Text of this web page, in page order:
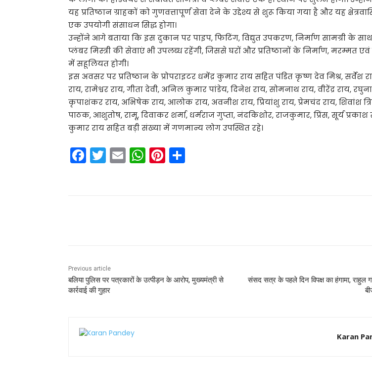
यह प्रतिष्ठान ग्राहकों को गुणवत्तापूर्ण सेवा देने के उद्देश्य से शुरू किया गया है और यह
एक उपयोगी संसाधन सिद्ध होगा।
उन्होंने आगे बताया कि इस दुकान पर पाइप, फिटिंग, विद्युत उपकरण, निर्माण सामग्री के
प्लंबर मिस्त्री की सेवाएं भी उपलब्ध रहेंगी, जिससे घरों और प्रतिष्ठानों के निर्माण, मरम्मत
में सहूलियत होगी।
इस अवसर पर प्रतिष्ठान के प्रोपराइटर धमेंद्र कुमार राय सहित पंडित कृष्ण देव मिश्र, सर्वेश
राय, रामेश्वर राय, गीता देवी, अनिल कुमार पांडेय, दिनेश राय, सोमनाथ राय, वीरेंद्र राय,
कृपाशंकर राय, अभिषेक राय, आलोक राय, अवनीश राय, प्रियांशु राय, प्रेमचंद राय, शिवांश
पाठक, आशुतोष, रामू, दिवाकर शर्मा, धर्मराज गुप्ता, नंदकिशोर, राजकुमार, प्रिंस, सूर्य प्रकाश
कुमार राय सहित बड़ी संख्या में गणमान्य लोग उपस्थित रहे।
F
k
T E W Pi
Previous article
बलिया पुलिस पर पत्रकारों के उत्पीड़न के आरोप, मुख्यमंत्री से
कार्रवाई की गुहार
संसद सत्र के पहले दिन विपक्ष का हंगामा, राहुल
Karan